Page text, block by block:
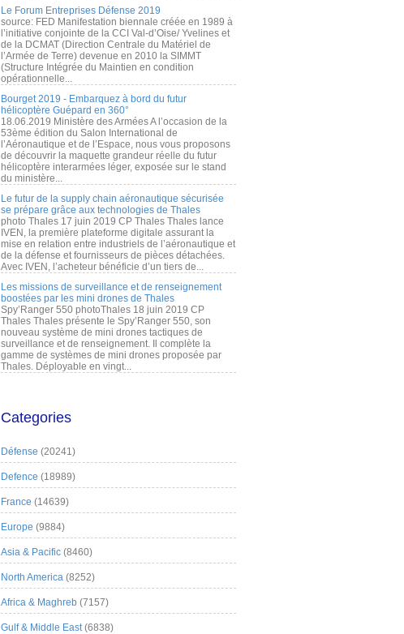
Le Forum Entreprises Défense 2019
source: FED Manifestation biennale créée en 1989 à
l’initiative conjointe de la CCI Val-d’Oise/ Yvelines et
de la DCMAT (Direction Centrale du Matériel de
l’Armée de Terre) devenue en 2010 la SIMMT
(Structure Intégrée du Maintien en condition
opérationnelle...
Bourget 2019 - Embarquez à bord du futur
hélicoptère Guépard en 360°
18.06.2019 Ministère des Armées A l’occasion de la
53ème édition du Salon International de
l’Aéronautique et de l’Espace, nous vous proposons
de découvrir la maquette grandeur réelle du futur
hélicoptère interarmées léger, exposée sur le stand
du ministère...
Le futur de la supply chain aéronautique sécurisée
se prépare grâce aux technologies de Thales
photo Thales 17 juin 2019 CP Thales Thales lance
IVEN, la première plateforme digitale assurant la
mise en relation entre industriels de l’aéronautique et
de la défense et fournisseurs de pièces détachées.
Avec IVEN, l’acheteur bénéficie d’un tiers de...
Les missions de surveillance et de renseignement
boostées par les mini drones de Thales
Spy’Ranger 550 photoThales 18 juin 2019 CP
Thales Thales présente le Spy’Ranger 550, son
nouveau système de mini drones tactiques de
surveillance et de renseignement. Il complète la
gamme de systèmes de mini drones proposée par
Thales. Déployable en vingt...
Categories
Défense (20241)
Defence (18989)
France (14639)
Europe (9884)
Asia & Pacific (8460)
North America (8252)
Africa & Maghreb (7157)
Gulf & Middle East(6838)